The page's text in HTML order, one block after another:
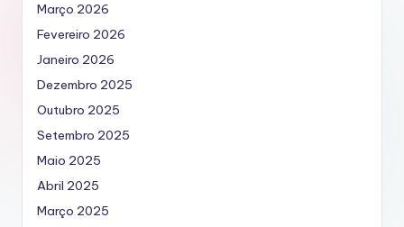
Março 2026
Fevereiro 2026
Janeiro 2026
Dezembro 2025
Outubro 2025
Setembro 2025
Maio 2025
Abril 2025
Março 2025